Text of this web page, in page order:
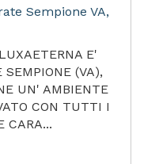
Sempione VA,
E'
(VA),
UN' AMBIENTE
CON TUTTI I
CARA...